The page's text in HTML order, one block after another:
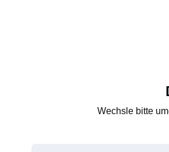
Wechsle bitte